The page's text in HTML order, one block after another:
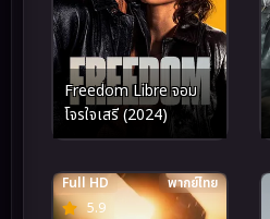
Freedom Libre จอม
โจรใจเสรี (2024)
5.9
Full HD พากย์ไทย